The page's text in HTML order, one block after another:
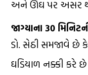
અને ઊંઘ પર અસર
જાગ્યાના 30
ડો. સેઠી સમજાવે છે
ઘડિયાળ નક્કી કરે